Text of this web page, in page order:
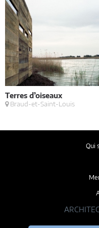
Terres d’oiseaux
Braud-et-Saint-Louis
Qui